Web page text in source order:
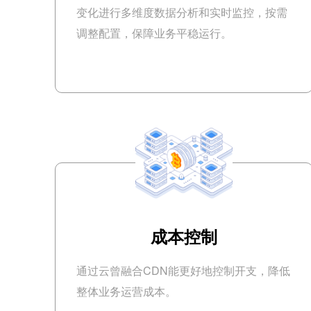
变化进行多维度数据分析和实时监控，按需
调整配置，保障业务平稳运行。
成本控制
通过云曾融合CDN能更好地控制开支，降低
整体业务运营成本。